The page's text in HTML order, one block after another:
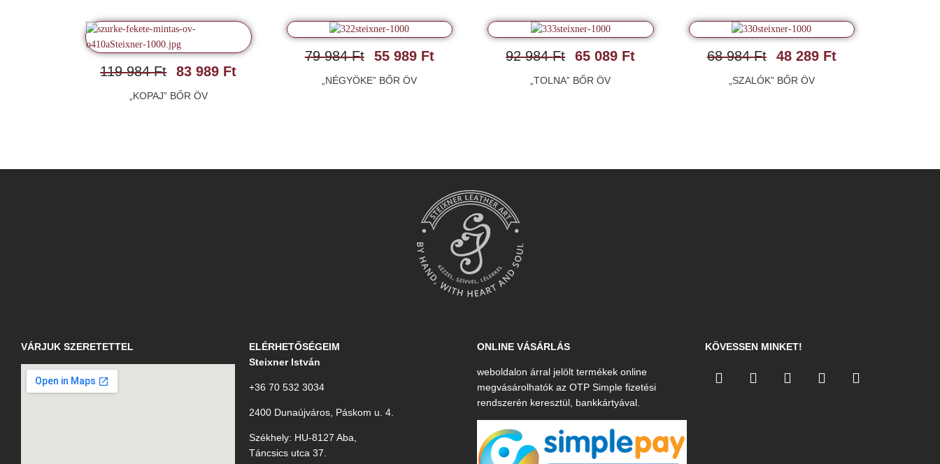
119 984Ft 83 989 Ft
„KOPAJ” BŐR ÖV
79 984Ft 55 989 Ft
„NÉGYÖKE” BŐR ÖV
92 984Ft 65 089 Ft
„TOLNA” BŐR ÖV
68 984Ft 48 289 Ft
„SZALÓK” BŐR ÖV
VÁRJUK SZERETETTEL
ELÉRHETŐSÉGEIM
Steixner István
+36 70 532 3034
2400 Dunaújváros, Páskom u. 4.
Székhely: HU-8127 Aba,
Táncsics utca 37.
ONLINE VÁSÁRLÁS
weboldalon árral jelölt termékek online
megvásárolhatók az OTP Simple fizetési
rendszerén keresztül, bankkártyával.
KÖVESSEN MINKET!